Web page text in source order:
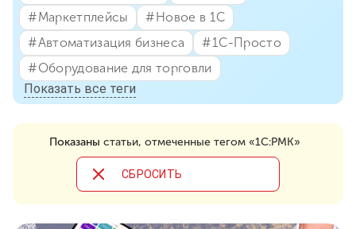
#⁣Маркетплейсы
#⁣Новое в 1С
#⁣Автоматизация бизнеса
#⁣1С-Просто
#⁣Оборудование для торговли
Показать все теги
Показаны статьи, отмеченные тегом «1С:РМК»
CБРОСИТЬ